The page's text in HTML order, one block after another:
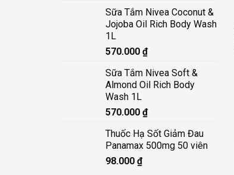
Sữa Tắm Nivea Coconut &
Jojoba Oil Rich Body Wash
1L
570.000 ₫
Sữa Tắm Nivea Soft &
Almond Oil Rich Body
Wash 1L
570.000 ₫
Thuốc Hạ Sốt Giảm Đau
Panamax 500mg 50 viên
98.000 ₫